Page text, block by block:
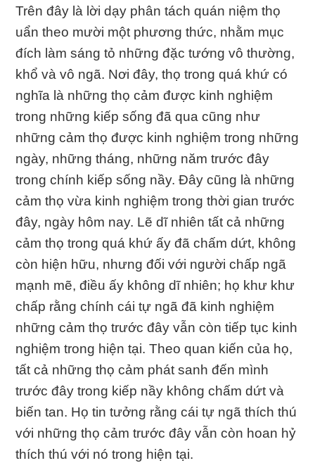
Trên đây là lời dạy phân tách quán niệm thọ
uẩn theo mười một phương thức, nhằm mục
đích làm sáng tỏ những đặc tướng vô thường,
khổ và vô ngã. Nơi đây, thọ trong quá khứ có
nghĩa là những thọ cảm được kinh nghiệm
trong những kiếp sống đã qua cũng như
những cảm thọ được kinh nghiệm trong những
ngày, những tháng, những năm trước đây
trong chính kiếp sống nầy. Ðây cũng là những
cảm thọ vừa kinh nghiệm trong thời gian trước
đây, ngày hôm nay. Lẽ dĩ nhiên tất cả những
cảm thọ trong quá khứ ấy đã chấm dứt, không
còn hiện hữu, nhưng đối với người chấp ngã
mạnh mẽ, điều ấy không dĩ nhiên; họ khư khư
chấp rằng chính cái tự ngã đã kinh nghiệm
những cảm thọ trước đây vẫn còn tiếp tục kinh
nghiệm trong hiện tại. Theo quan kiến của họ,
tất cả những thọ cảm phát sanh đến mình
trước đây trong kiếp nầy không chấm dứt và
biến tan. Họ tin tưởng rằng cái tự ngã thích thú
với những thọ cảm trước đây vẫn còn hoan hỷ
thích thú với nó trong hiện tại.